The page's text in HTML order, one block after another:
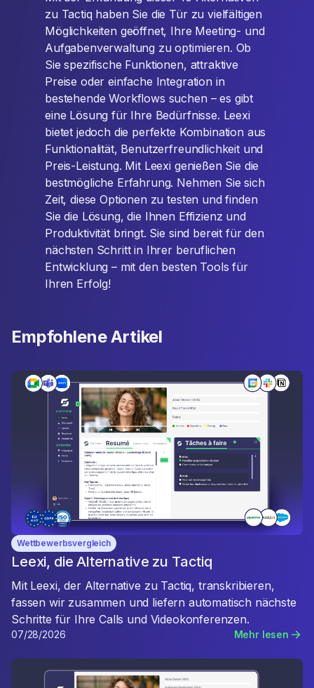
zu Tactiq haben Sie die Tür zu vielfältigen
Möglichkeiten geöffnet, Ihre Meeting- und
Aufgabenverwaltung zu optimieren. Ob
Sie spezifische Funktionen, attraktive
Preise oder einfache Integration in
bestehende Workflows suchen – es gibt
eine Lösung für Ihre Bedürfnisse. Leexi
bietet jedoch die perfekte Kombination aus
Funktionalität, Benutzerfreundlichkeit und
Preis-Leistung. Mit Leexi genießen Sie die
bestmögliche Erfahrung. Nehmen Sie sich
Zeit, diese Optionen zu testen und finden
Sie die Lösung, die Ihnen Effizienz und
Produktivität bringt. Sie sind bereit für den
nächsten Schritt in Ihrer beruflichen
Entwicklung – mit den besten Tools für
Ihren Erfolg!
Empfohlene Artikel
Wettbewerbsvergleich
Leexi, die Alternative zu Tactiq
Mit Leexi, der Alternative zu Tactiq, transkribieren,
fassen wir zusammen und liefern automatisch nächste
Schritte für Ihre Calls und Videokonferenzen.
07/28/2026 Mehr lesen